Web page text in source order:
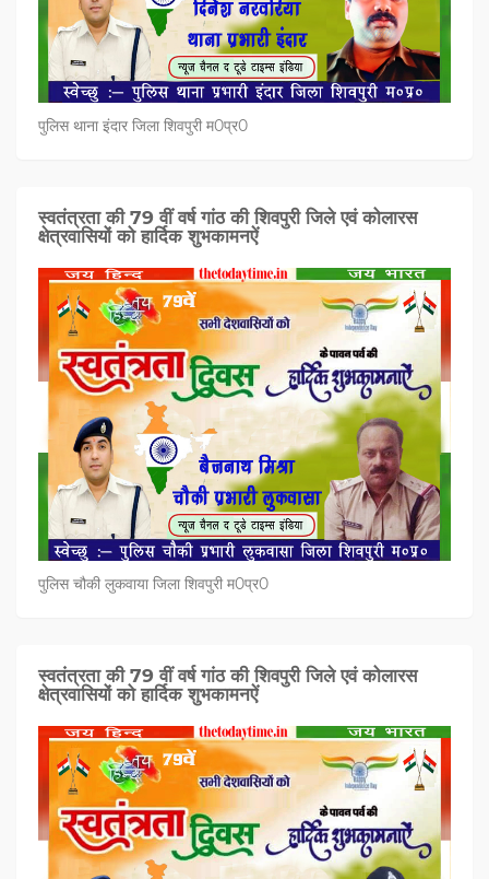
पुलिस थाना इंदार जिला शिवपुरी म0प्र0
स्वतंत्रता की 79 वीं वर्ष गांठ की शिवपुरी जिले एवं कोलारस
क्षेत्रवासियों को हार्दिक शुभकामनऐं
पुलिस चौकी लुकवाया जिला शिवपुरी म0प्र0
स्वतंत्रता की 79 वीं वर्ष गांठ की शिवपुरी जिले एवं कोलारस
क्षेत्रवासियों को हार्दिक शुभकामनऐं